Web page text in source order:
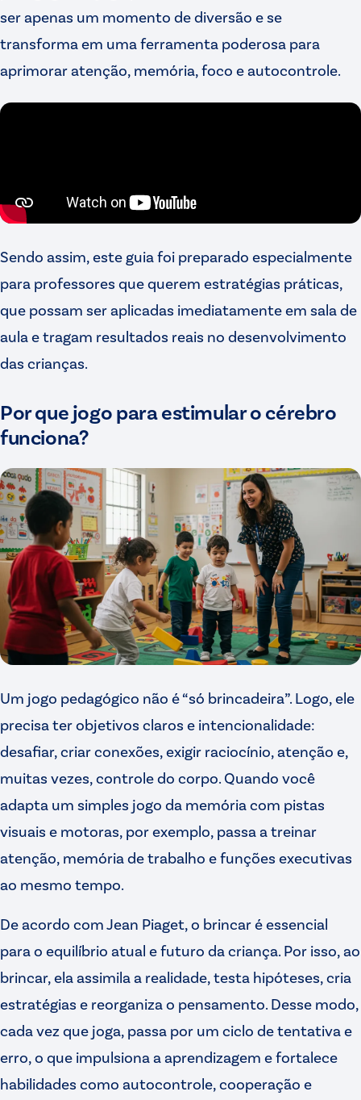
ser apenas um momento de diversão e se
transforma em uma ferramenta poderosa para
aprimorar atenção, memória, foco e autocontrole.
Sendo assim, este guia foi preparado especialmente
para professores que querem estratégias práticas,
que possam ser aplicadas imediatamente em sala de
aula e tragam resultados reais no desenvolvimento
das crianças.
Por que jogo para estimular o cérebro
funciona?
Um jogo pedagógico não é “só brincadeira”. Logo, ele
precisa ter objetivos claros e intencionalidade:
desafiar, criar conexões, exigir raciocínio, atenção e,
muitas vezes, controle do corpo. Quando você
adapta um simples jogo da memória com pistas
visuais e motoras, por exemplo, passa a treinar
atenção, memória de trabalho e funções executivas
ao mesmo tempo.
De acordo com Jean Piaget, o brincar é essencial
para o equilíbrio atual e futuro da criança. Por isso, ao
brincar, ela assimila a realidade, testa hipóteses, cria
estratégias e reorganiza o pensamento. Desse modo,
cada vez que joga, passa por um ciclo de tentativa e
erro, o que impulsiona a aprendizagem e fortalece
habilidades como autocontrole, cooperação e